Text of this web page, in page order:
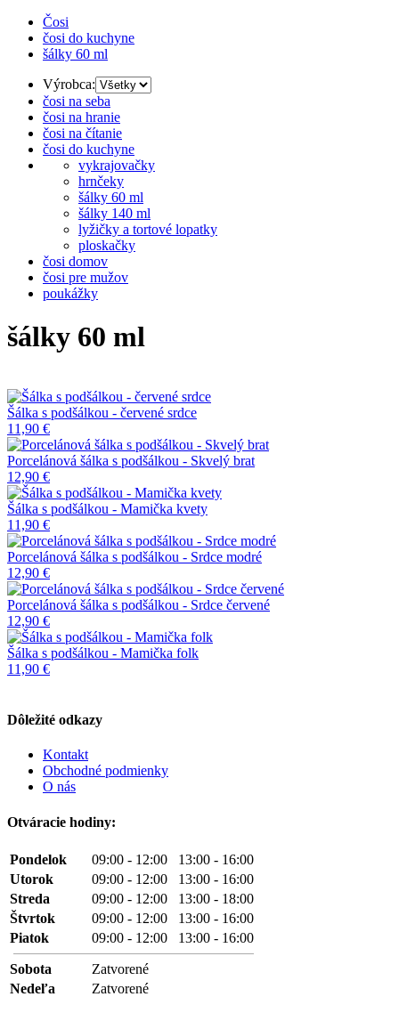
Čosi
čosi do kuchyne
šálky 60 ml
Výrobca:
čosi na seba
čosi na hranie
čosi na čítanie
čosi do kuchyne
vykrajovačky
hrnčeky
šálky 60 ml
šálky 140 ml
lyžičky a tortové lopatky
ploskačky
čosi domov
čosi pre mužov
poukážky
šálky 60 ml
Šálka s podšálkou - červené srdce
11,90 €
Porcelánová šálka s podšálkou - Skvelý brat
12,90 €
Šálka s podšálkou - Mamička kvety
11,90 €
Porcelánová šálka s podšálkou - Srdce modré
12,90 €
Porcelánová šálka s podšálkou - Srdce červené
12,90 €
Šálka s podšálkou - Mamička folk
11,90 €
Dôležité odkazy
Kontakt
Obchodné podmienky
O nás
Otváracie hodiny:
Pondelok
09:00 - 12:00 13:00 - 16:00
Utorok
09:00 - 12:00 13:00 - 16:00
Streda
09:00 - 12:00 13:00 - 18:00
Štvrtok
09:00 - 12:00 13:00 - 16:00
Piatok
09:00 - 12:00 13:00 - 16:00
Sobota
Zatvorené
Nedeľa
Zatvorené